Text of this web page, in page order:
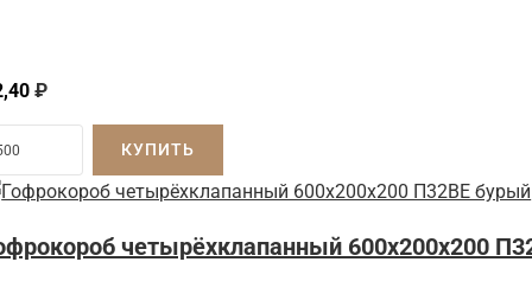
₽
КУПИТЬ
четырёхклапанный 600x200x200